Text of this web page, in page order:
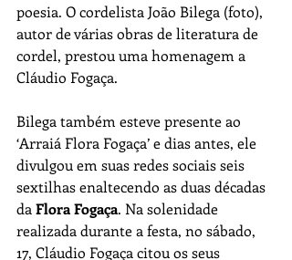
poesia. O cordelista João Bilega (foto),
autor de várias obras de literatura de
cordel, prestou uma homenagem a
Cláudio Fogaça.
Bilega também esteve presente ao
‘Arraiá Flora Fogaça’ e dias antes, ele
divulgou em suas redes sociais seis
sextilhas enaltecendo as duas décadas
da Flora Fogaça. Na solenidade
realizada durante a festa, no sábado,
17, Cláudio Fogaça citou os seus